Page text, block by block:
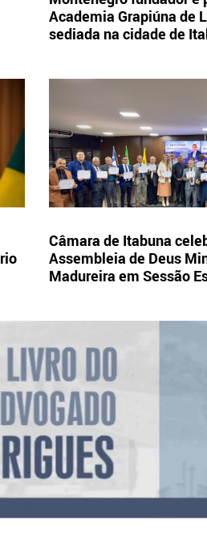
Academia Grapiúna de
sediada na cidade de
Câmara de Itabuna
Assembleia de Deus
Madureira em Sessão